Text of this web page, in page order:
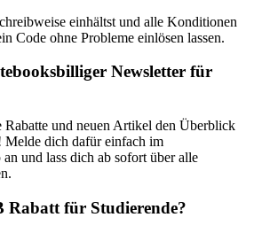
einhältst und alle Konditionen
Code ohne Probleme einlösen lassen.
Newsletter für
Rabatte und neuen Artikel den Überblick
Melde dich dafür einfach im
und lass dich ab sofort über alle
Rabatt für Studierende?